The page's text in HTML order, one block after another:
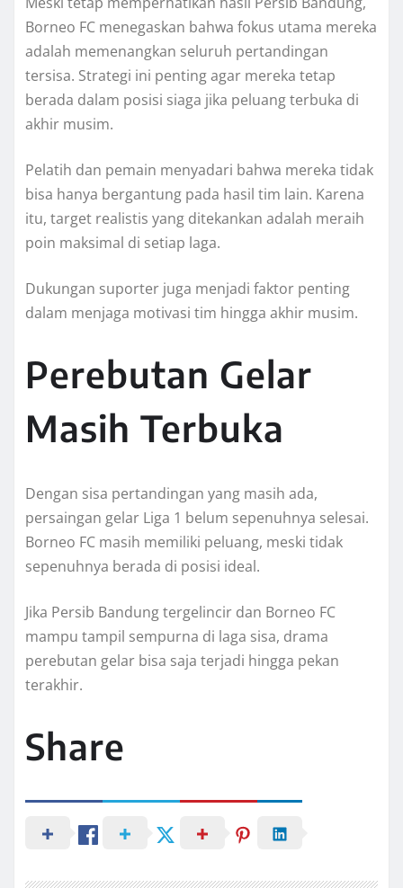
Borneo FC menegaskan bahwa fokus utama mereka
adalah memenangkan seluruh pertandingan
tersisa. Strategi ini penting agar mereka tetap
berada dalam posisi siaga jika peluang terbuka di
akhir musim.
Pelatih dan pemain menyadari bahwa mereka tidak
bisa hanya bergantung pada hasil tim lain. Karena
itu, target realistis yang ditekankan adalah meraih
poin maksimal di setiap laga.
Dukungan suporter juga menjadi faktor penting
dalam menjaga motivasi tim hingga akhir musim.
Perebutan Gelar
Masih Terbuka
Dengan sisa pertandingan yang masih ada,
persaingan gelar Liga 1 belum sepenuhnya selesai.
Borneo FC masih memiliki peluang, meski tidak
sepenuhnya berada di posisi ideal.
Jika Persib Bandung tergelincir dan Borneo FC
mampu tampil sempurna di laga sisa, drama
perebutan gelar bisa saja terjadi hingga pekan
terakhir.
Share